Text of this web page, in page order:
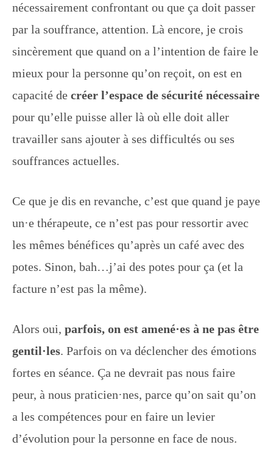
nécessairement confrontant ou que ça doit passer
par la souffrance, attention. Là encore, je crois
sincèrement que quand on a l’intention de faire le
mieux pour la personne qu’on reçoit, on est en
capacité de créer l’espace de sécurité nécessaire
pour qu’elle puisse aller là où elle doit aller
travailler sans ajouter à ses difficultés ou ses
souffrances actuelles.
Ce que je dis en revanche, c’est que quand je paye
un·e thérapeute, ce n’est pas pour ressortir avec
les mêmes bénéfices qu’après un café avec des
potes. Sinon, bah…j’ai des potes pour ça (et la
facture n’est pas la même).
Alors oui, parfois, on est amené·es à ne pas être
gentil·les. Parfois on va déclencher des émotions
fortes en séance. Ça ne devrait pas nous faire
peur, à nous praticien·nes, parce qu’on sait qu’on
a les compétences pour en faire un levier
d’évolution pour la personne en face de nous.